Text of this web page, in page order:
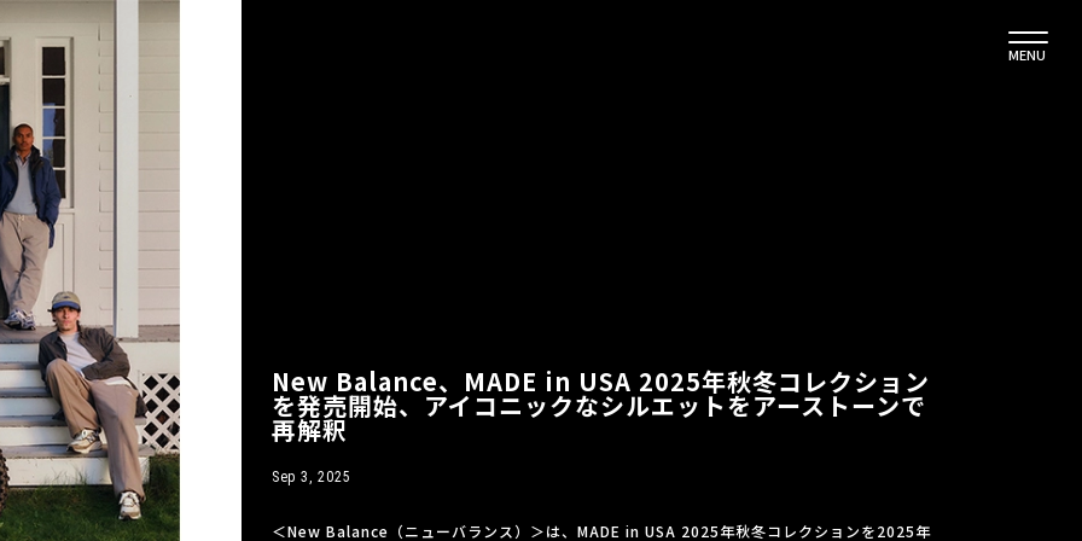
MENU
New Balance、MADE in USA 2025年秋冬コレクション
を発売開始、アイコニックなシルエットをアーストーンで
再解釈
Sep 3, 2025
＜New Balance（ニューバランス）＞は、MADE in USA 2025年秋冬コレクションを2025年